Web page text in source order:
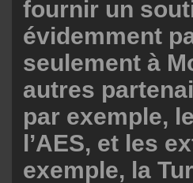
fournir un
évidemment
seulement à
autres
par exemple,
l’AES, et les
exemple, la